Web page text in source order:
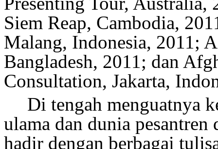
Siem Reap, Cambodia,
Malang, Indonesia, 2011;
Bangladesh, 2011; dan
Consultation, Jakarta,
Di tengah menguatnya
ulama dan dunia
hadir dengan berbagai